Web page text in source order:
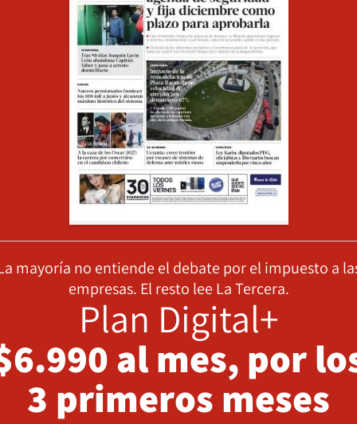
mayoría no entiende el debate por el impuesto a
empresas. El resto lee La Tercera.
Plan Digital+
al mes, por
3 primeros meses